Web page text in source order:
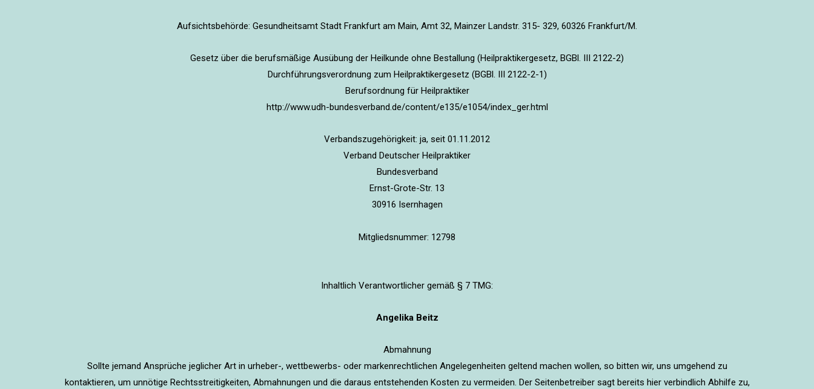
Aufsichtsbehörde: Gesundheitsamt Stadt Frankfurt am Main, Amt 32, Mainzer Landstr. 315- 329, 60326 Frankfurt/M.
Gesetz über die berufsmäßige Ausübung der Heilkunde ohne Bestallung (Heilpraktikergesetz, BGBl. III 2122-2)
Durchführungsverordnung zum Heilpraktikergesetz (BGBl. III 2122-2-1)
Berufsordnung für Heilpraktiker
http://www.udh-bundesverband.de/content/e135/e1054/index_ger.html
Verbandszugehörigkeit: ja, seit 01.11.2012
Verband Deutscher Heilpraktiker
Bundesverband
Ernst-Grote-Str. 13
30916 Isernhagen
Mitgliedsnummer: 12798
Inhaltlich Verantwortlicher gemäß § 7 TMG:
Angelika Beitz
Abmahnung
Sollte jemand Ansprüche jeglicher Art in urheber-, wettbewerbs- oder markenrechtlichen Angelegenheiten geltend machen wollen, so bitten wir, uns umgehend zu
kontaktieren, um unnötige Rechtsstreitigkeiten, Abmahnungen und die daraus entstehenden Kosten zu vermeiden. Der Seitenbetreiber sagt bereits hier verbindlich Abhilfe zu,